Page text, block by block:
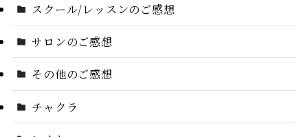
スクール/レッスンのご感想
サロンのご感想
その他のご感想
チャクラ